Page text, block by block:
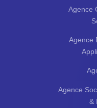
Agence
Agence
Agence
&